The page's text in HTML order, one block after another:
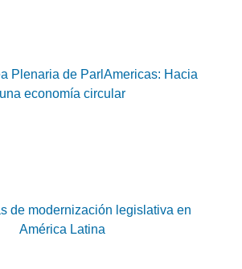
Plenaria de ParlAmericas: Hacia
una economía circular
de modernización legislativa en
América Latina